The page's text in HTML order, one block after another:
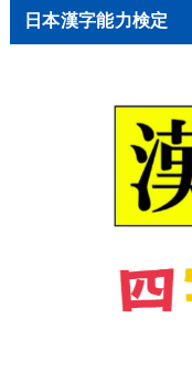
日本漢字能力検定